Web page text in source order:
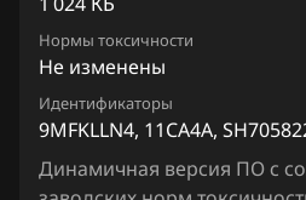
Exeed
Extreme moto
QX56
QX60
QX70
QX80
5ZVSVNJ_1CL60A_SH705821N
Нормы токсичности
Не изменены
Идентификаторы
9MFKLLN4, 11CA4A,
Динамичная версия ПО с